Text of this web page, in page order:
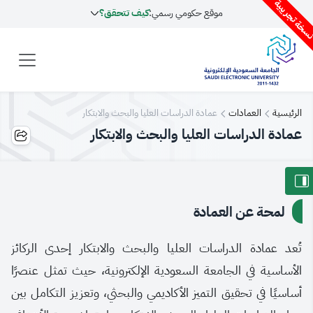
تجريبية موقع حكومي رسمي:كيف تتحقق؟
الرئيسية العمادات عمادة الدراسات العليا والبحث والابتكار
عمادة الدراسات العليا والبحث والابتكار
لمحة عن العمادة
تُعد عمادة الدراسات العليا والبحث والابتكار إحدى الركائز
الأساسية في الجامعة السعودية الإلكترونية، حيث تمثل عنصرًا
أساسيًا في تحقيق التميز الأكاديمي والبحثي، وتعزيز التكامل بين